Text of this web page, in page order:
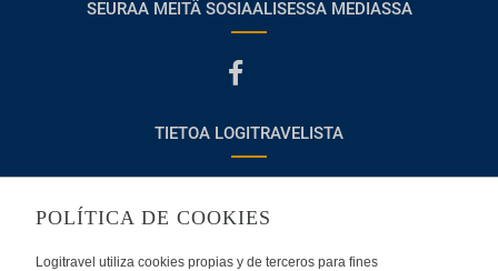
SEURAA MEITÄ SOSIAALISESSA MEDIASSA
TIETOA LOGITRAVELISTA
POLÍTICA DE COOKIES
Logitravel utiliza cookies propias y de terceros para fines